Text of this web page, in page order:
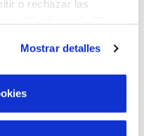
o rechazar las
las necesarias que
web funcione y que
Puedes consultar
Mostrar detalles
de Beques